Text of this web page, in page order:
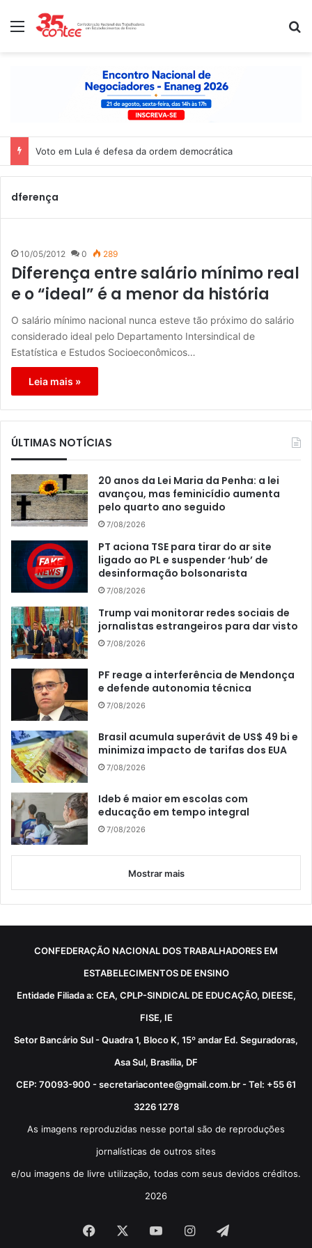
Menu
Voto em Lula é defesa da ordem democrática
dferença
10/05/2012 0 289
Diferença entre salário mínimo real
e o “ideal” é a menor da história
O salário mínimo nacional nunca esteve tão próximo do salário
considerado ideal pelo Departamento Intersindical de
Estatística e Estudos Socioeconômicos…
Leia mais »
ÚLTIMAS NOTÍCIAS
20 anos da Lei Maria da Penha: a lei
avançou, mas feminicídio aumenta
pelo quarto ano seguido
7/08/2026
PT aciona TSE para tirar do ar site
ligado ao PL e suspender ‘hub’ de
desinformação bolsonarista
7/08/2026
Trump vai monitorar redes sociais de
jornalistas estrangeiros para dar visto
7/08/2026
PF reage a interferência de Mendonça
e defende autonomia técnica
7/08/2026
Brasil acumula superávit de US$ 49 bi e
minimiza impacto de tarifas dos EUA
7/08/2026
Ideb é maior em escolas com
educação em tempo integral
7/08/2026
Mostrar mais
CONFEDERAÇÃO NACIONAL DOS TRABALHADORES EM
ESTABELECIMENTOS DE ENSINO
Entidade Filiada a: CEA, CPLP-SINDICAL DE EDUCAÇÃO, DIEESE,
FISE, IE
Setor Bancário Sul - Quadra 1, Bloco K, 15º andar Ed. Seguradoras,
Asa Sul, Brasília, DF
CEP: 70093-900 - secretariacontee@gmail.com.br - Tel: +55 61
3226 1278
As imagens reproduzidas nesse portal são de reproduções
jornalísticas de outros sites
e/ou imagens de livre utilização, todas com seus devidos créditos.
2026
Facebook YouTubeInstagram